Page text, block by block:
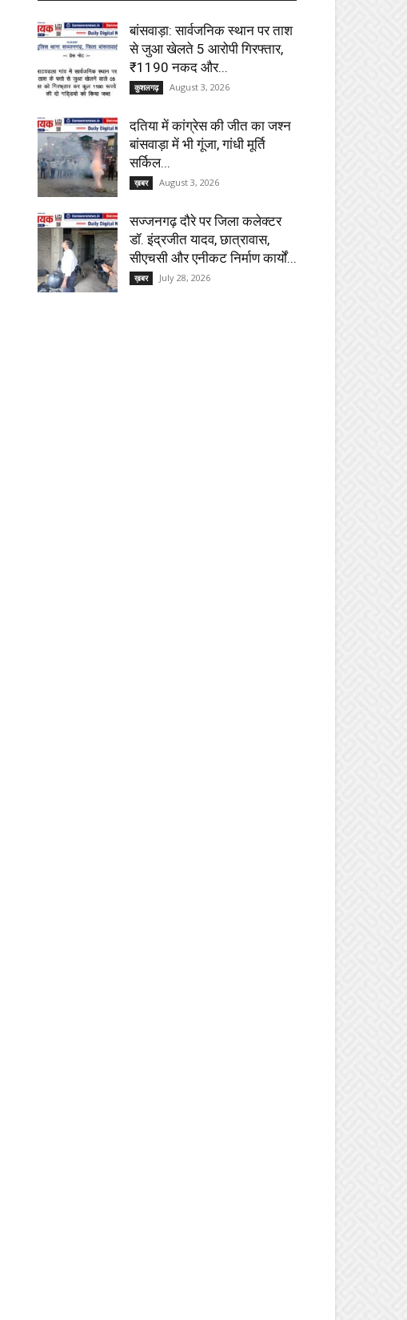
बांसवाड़ा: सार्वजनिक स्थान पर ताश
से जुआ खेलते 5 आरोपी गिरफ्तार,
₹1190 नकद और...
कुशलगढ़ August 3, 2026
दतिया में कांग्रेस की जीत का जश्न
बांसवाड़ा में भी गूंजा, गांधी मूर्ति
सर्किल...
ख़बर August 3, 2026
सज्जनगढ़ दौरे पर जिला कलेक्टर
डॉ. इंद्रजीत यादव, छात्रावास,
सीएचसी और एनीकट निर्माण कार्यों...
ख़बर July 28, 2026